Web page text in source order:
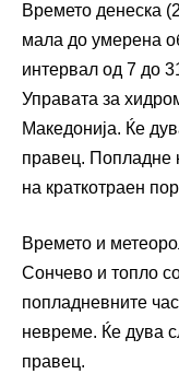
Времето денеска
мала до умерена
интервал од 7 до
Управата за
Македонија. Ќе
правец. Попладне
на краткотраен
Времето и
Сончево и топло
попладневните
невреме. Ќе дува
правец.